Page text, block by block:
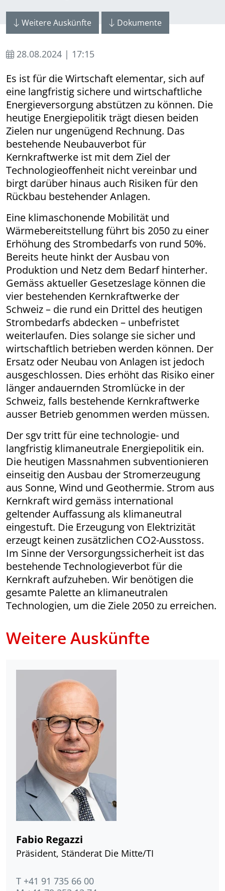
Weitere Auskünfte Dokumente
28.08.2024 | 17:15
Es ist für die Wirtschaft elementar, sich auf
eine langfristig sichere und wirtschaftliche
Energieversorgung abstützen zu können. Die
heutige Energiepolitik trägt diesen beiden
Zielen nur ungenügend Rechnung. Das
bestehende Neubauverbot für
Kernkraftwerke ist mit dem Ziel der
Technologieoffenheit nicht vereinbar und
birgt darüber hinaus auch Risiken für den
Rückbau bestehender Anlagen.
Eine klimaschonende Mobilität und
Wärmebereitstellung führt bis 2050 zu einer
Erhöhung des Strombedarfs von rund 50%.
Bereits heute hinkt der Ausbau von
Produktion und Netz dem Bedarf hinterher.
Gemäss aktueller Gesetzeslage können die
vier bestehenden Kernkraftwerke der
Schweiz – die rund ein Drittel des heutigen
Strombedarfs abdecken – unbefristet
weiterlaufen. Dies solange sie sicher und
wirtschaftlich betrieben werden können. Der
Ersatz oder Neubau von Anlagen ist jedoch
ausgeschlossen. Dies erhöht das Risiko einer
länger andauernden Stromlücke in der
Schweiz, falls bestehende Kernkraftwerke
ausser Betrieb genommen werden müssen.
Der sgv tritt für eine technologie- und
langfristig klimaneutrale Energiepolitik ein.
Die heutigen Massnahmen subventionieren
einseitig den Ausbau der Stromerzeugung
aus Sonne, Wind und Geothermie. Strom aus
Kernkraft wird gemäss international
geltender Auffassung als klimaneutral
eingestuft. Die Erzeugung von Elektrizität
erzeugt keinen zusätzlichen CO2-Ausstoss.
Im Sinne der Versorgungssicherheit ist das
bestehende Technologieverbot für die
Kernkraft aufzuheben. Wir benötigen die
gesamte Palette an klimaneutralen
Technologien, um die Ziele 2050 zu erreichen.
Weitere Auskünfte
Fabio Regazzi
Präsident, Ständerat Die Mitte/TI
T +41 91 735 66 00